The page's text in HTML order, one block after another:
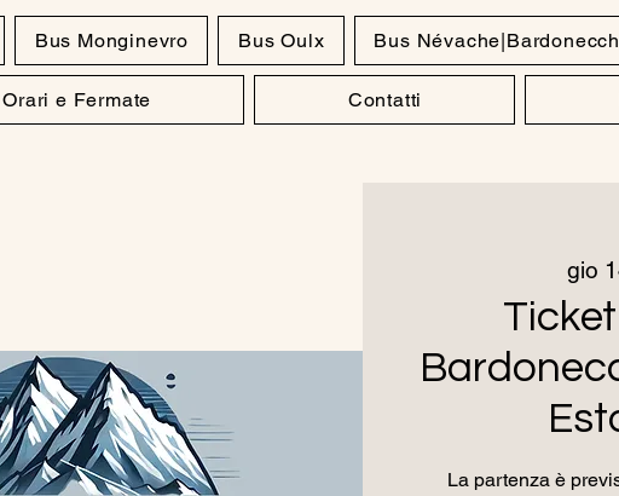
Bus Monginevro Bus Oulx Bus
Orari e Fermate Contatti
gio
La partenza è